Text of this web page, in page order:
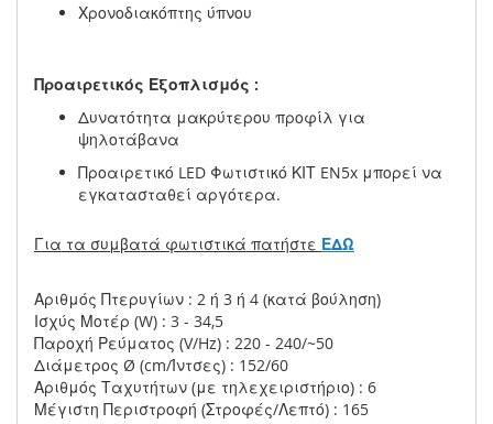
Χρονοδιακόπτης ύπνου
Προαιρετικός Εξοπλισμός :
Δυνατότητα μακρύτερου προφίλ για
ψηλοτάβανα
Προαιρετικό LED Φωτιστικό ΚΙΤ EN5x μπορεί να
εγκατασταθεί αργότερα.
Για τα συμβατά φωτιστικά πατήστε ΕΔΩ
Αριθμός Πτερυγίων : 2 ή 3 ή 4 (κατά βούληση)
Ισχύς Μοτέρ (W) : 3 - 34,5
Παροχή Ρεύματος (V/Hz) : 220 - 240/~50
Διάμετρος Ø (cm/Ίντσες) : 152/60
Αριθμός Ταχυτήτων (με τηλεχειριστήριο) : 6
Μέγιστη Περιστροφή (Στροφές/Λεπτό) : 165